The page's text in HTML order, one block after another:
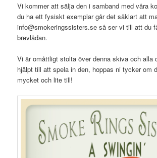
Vi kommer att sälja den i samband med våra
du ha ett fysiskt exemplar går det såklart att
info@smokeringssisters.se så ser vi till att du
brevlådan.
Vi är omåttligt stolta över denna skiva och alla
hjälpt till att spela in den, hoppas ni tycker om
mycket och lite till!